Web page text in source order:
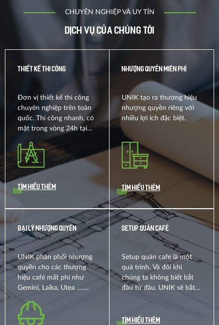
CHUYÊN NGHIỆP VÀ UY TÍN
Dịch vụ của chúng tôi
THIẾT KẾ THI CÔNG
Đơn vị thiết kế thi công
chuyên nghiệp trên toàn
quốc. Thi công nhanh, có
mặt trong vòng 24h tại
bất kì địa bàn nào trên tổ
quốc.
Tìm hiểu thêm
NHƯỢNG QUYỀN MIỄN PHÍ
UNIK tạo ra thương hiệu
nhượng quyền riêng với
nhiều lợi ích đặc biệt.
Tìm hiểu thêm
ĐẠI LÝ NHƯỢNG QUYỀN
UNIK phân phối nhượng
quyền cho các thượng
hiệu café mất phí như
Gemini, Laika, Utea ….
khấu khi kí qua UNIK
SETUP QUÁN CAFÉ
Setup quán cafe là một
quá trình. Và đôi khi
chúng ta không biết bắt
đầu từ đâu. UNIK sẽ bắt
Tìm hiểu thêm